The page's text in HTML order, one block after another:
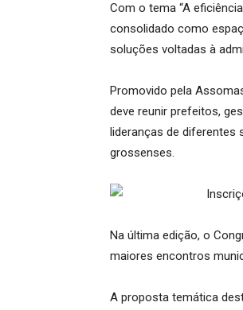
Com o tema “A
consolidado como
soluções voltadas à
Promovido pela
deve reunir prefeitos,
lideranças de
grossenses.
Na última edição, o
maiores encontros
A proposta temática